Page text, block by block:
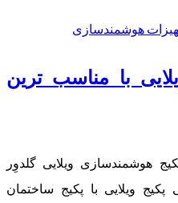
هوشمندسازی
با مناسب ترین
هوشمندسازی ویلایی گلدوِر
ویلایی با پکیج ساختمان